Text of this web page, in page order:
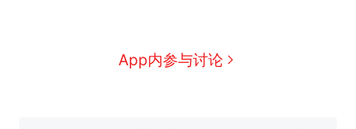
App内参与讨论
空调24小时开着反而更省电？
电力部门回应